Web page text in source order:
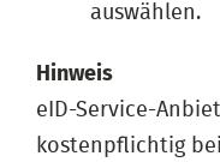
auswählen.
Hinweis
eID-Service-
kostenpflichtig